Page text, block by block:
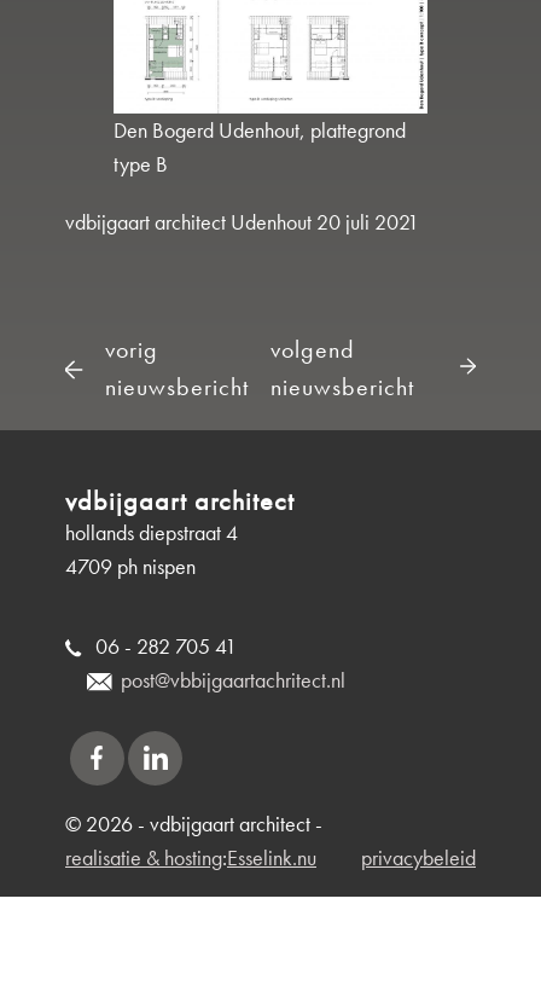
Den Bogerd Udenhout, plattegrond
type B
vdbijgaart architect Udenhout 20 juli 2021
navigatie
vorig
nieuwsbericht
volgend
nieuwsbericht
vdbijgaart architect
hollands diepstraat 4
4709 ph nispen
06 - 282 705 41
post@vbbijgaartachritect.nl
© 2026 - vdbijgaart architect -
realisatie & hosting:Esselink.nu privacybeleid